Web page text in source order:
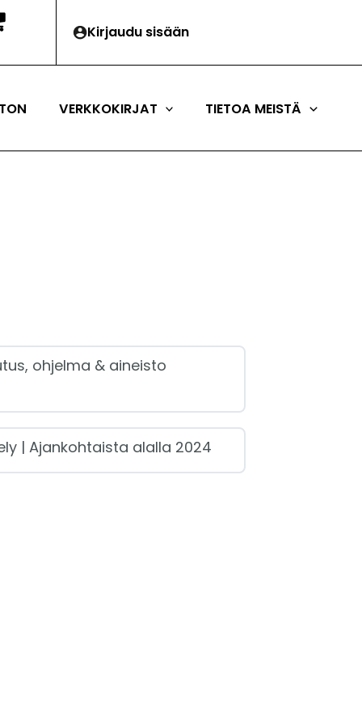
Kirjaudu sisään
VERKKOKIRJAT TIETOA MEISTÄ
ohjelma & aineisto
sisältö 0/8 luennoista
| Ajankohtaista alalla 2024